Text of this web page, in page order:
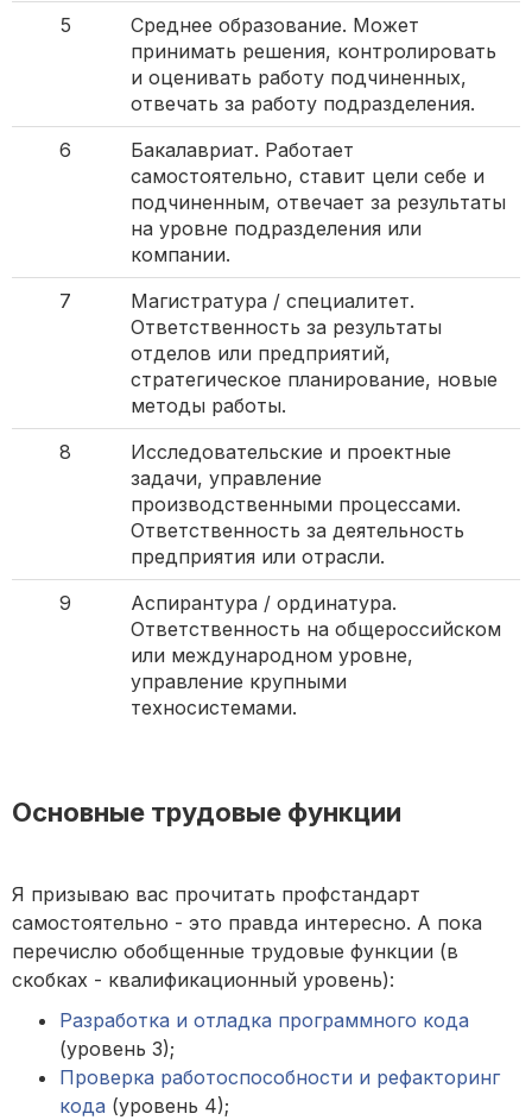
5
Среднее образование. Может
принимать решения, контролировать
и оценивать работу подчиненных,
отвечать за работу подразделения.
6
Бакалавриат. Работает
самостоятельно, ставит цели себе и
подчиненным, отвечает за результаты
на уровне подразделения или
компании.
7
Магистратура / специалитет.
Ответственность за результаты
отделов или предприятий,
стратегическое планирование, новые
методы работы.
8
Исследовательские и проектные
задачи, управление
производственными процессами.
Ответственность за деятельность
предприятия или отрасли.
9
Аспирантура / ординатура.
Ответственность на общероссийском
или международном уровне,
управление крупными
техносистемами.
Основные трудовые функции
Я призываю вас прочитать профстандарт
самостоятельно - это правда интересно. А пока
перечислю обобщенные трудовые функции (в
скобках - квалификационный уровень):
Разработка и отладка программного кода
(уровень 3);
Проверка работоспособности и рефакторинг
кода (уровень 4);